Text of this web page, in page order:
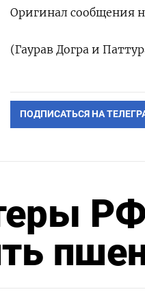
Оригинал сообщения
(Гаурав Догра и
ПОДПИСАТЬСЯ НА